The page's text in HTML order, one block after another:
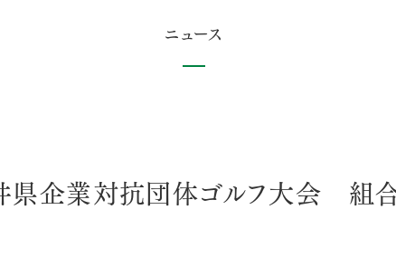
ニュース
県企業対抗団体ゴルフ大会 組